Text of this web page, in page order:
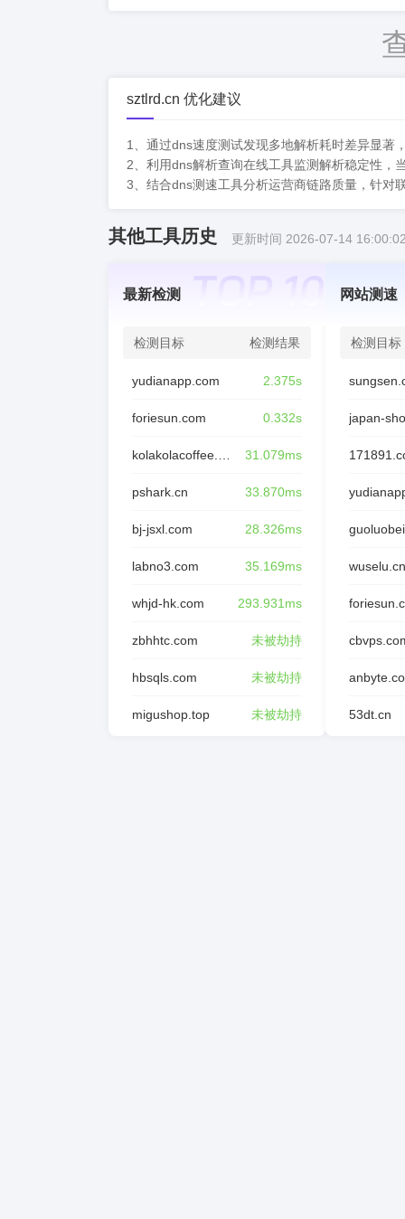
sztlrd.cn 优化建议
1、通过dns速度测试发现多地解析耗时差异显著
2、利用dns解析查询在线工具监测解析稳定性，
3、结合dns测速工具分析运营商链路质量，针对
其他工具历史 更新时间 2026-07-14
最新检测
检测目标 检测结果
yudianapp.com 2.375s
foriesun.com 0.332s
31.079ms
pshark.cn 33.870ms
bj-jsxl.com 28.326ms
labno3.com 35.169ms
whjd-hk.com 293.931ms
zbhhtc.com 未被劫持
hbsqls.com 未被劫持
migushop.top 未被劫持
网站测速
检测目标
japan-
wuselu.cn
53dt.cn